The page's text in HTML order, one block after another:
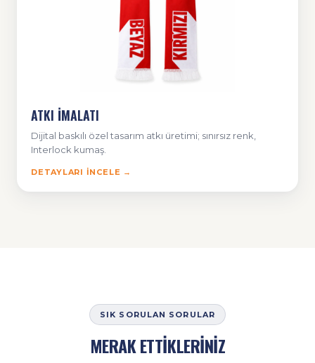
ATKI İMALATI
Dijital baskılı özel tasarım atkı üretimi; sınırsız renk,
Interlock kumaş.
DETAYLARI İNCELE →
SIK SORULAN SORULAR
MERAK ETTİKLERİNİZ